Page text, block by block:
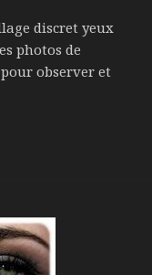
discret yeux
photos de
observer et
discret pour les